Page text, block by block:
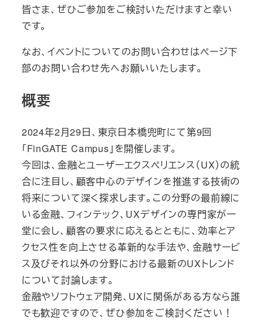
皆さま、ぜひご参加をご検討いただけますと幸い
です。
なお、イベントについてのお問い合わせはページ下
部のお問い合わせ先へお願いいたします。
概要
2024年2月29日、東京日本橋兜町にて第9回
「FinGATE Campus」を開催します。
今回は、金融とユーザーエクスペリエンス（UX）の統
合に注目し、顧客中心のデザインを推進する技術の
将来について深く探求します。この分野の最前線に
いる金融、フィンテック、UXデザインの専門家が一
堂に会し、顧客の要求に応えるとともに、効率とア
クセス性を向上させる革新的な手法や、金融サービ
ス及びそれ以外の分野における最新のUXトレンド
について討論します。
金融やソフトウェア開発、UXに関係がある方なら誰
でも歓迎ですので、ぜひ参加をご検討ください！